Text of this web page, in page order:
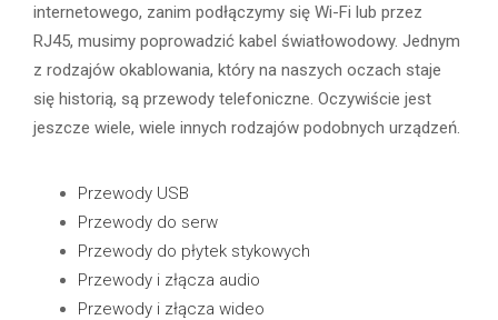
internetowego, zanim podłączymy się Wi-Fi lub przez
RJ45, musimy poprowadzić kabel światłowodowy. Jednym
z rodzajów okablowania, który na naszych oczach staje
się historią, są przewody telefoniczne. Oczywiście jest
jeszcze wiele, wiele innych rodzajów podobnych urządzeń.
Przewody USB
Przewody do serw
Przewody do płytek stykowych
Przewody i złącza audio
Przewody i złącza wideo